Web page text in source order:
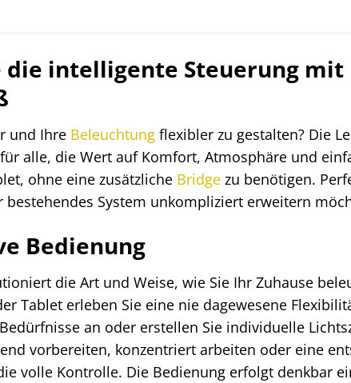
die intelligente Steuerung mit
und Ihre Beleuchtung flexibler zu gestalten? Die
alle, die Wert auf Komfort, Atmosphäre und
ohne eine zusätzliche Bridge zu benötigen.
System unkompliziert erweitern
Bedienung
die Art und Weise, wie Sie Ihr Zuhause
Tablet erleben Sie eine nie dagewesene
an oder erstellen Sie individuelle
vorbereiten, konzentriert arbeiten oder eine
volle Kontrolle. Die Bedienung erfolgt denkbar